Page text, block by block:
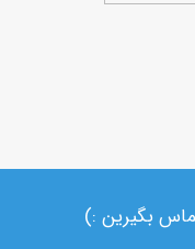
تماس بگیرین :)